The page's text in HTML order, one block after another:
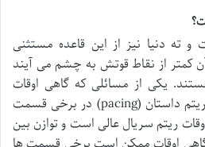
ته دنیا نیز از این قاعده مستثنی
از نقاط قوتش به چشم می آیند
یکی از مسائلی که گاهی اوقات
ممکن است به چشم بیاید، ریتم داستان (pacing) در برخی قسمت
ریتم سریال عالی است و توازن بین